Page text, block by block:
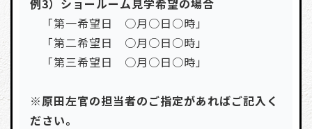
例3）ショールーム見学希望の場合
「第一希望日 ○月○日○時」
「第二希望日 ○月○日○時」
「第三希望日 ○月○日○時」
※原田左官の担当者のご指定があればご記入く
ださい。